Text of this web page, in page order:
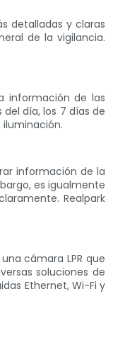
detalladas y claras
de la vigilancia.
información de las
día, los 7 días de
iluminación.
información de la
es igualmente
Realpark
cámara LPR que
soluciones de
Ethernet, Wi-Fi y